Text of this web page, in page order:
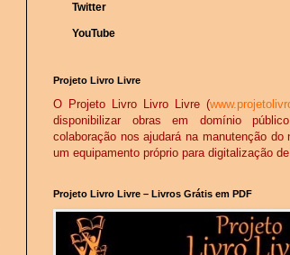
Twitter
YouTube
Projeto Livro Livre
O Projeto Livro Livro Livre (
disponibilizar obras em domínio
colaboração nos ajudará na manutenção
um equipamento próprio para digitalização
Projeto Livro Livre – Livros Grátis em PDF